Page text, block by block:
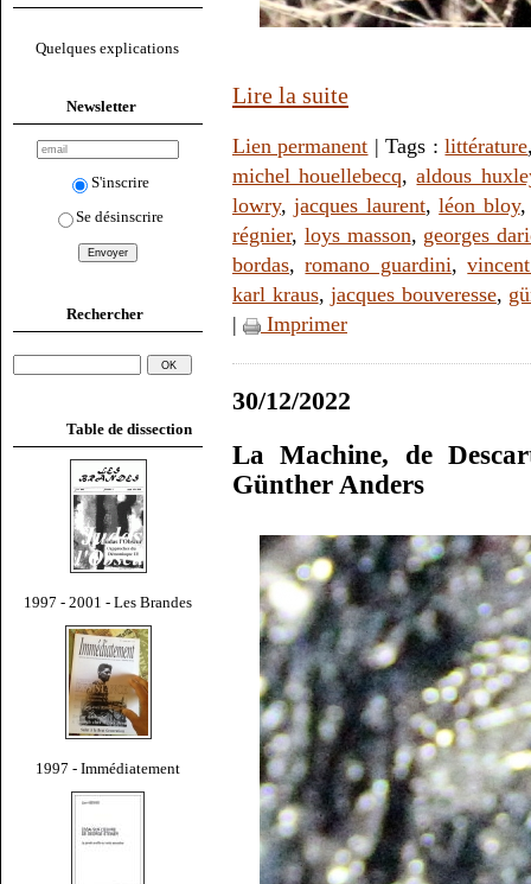
Quelques explications
Newsletter
S'inscrire
Se désinscrire
Rechercher
Table de dissection
1997 - 2001 - Les Brandes
1997 - Immédiatement
Lire la suite
Lien permanent | Tags :littérature
michel houellebecq,aldous
lowry,jacques laurent,léon bloy
régnier, loys masson, georges
bordas,romano guardini,
karl kraus,jacques bouveresse,
|
Imprimer
30/12/2022
La Machine, de
Günther Anders